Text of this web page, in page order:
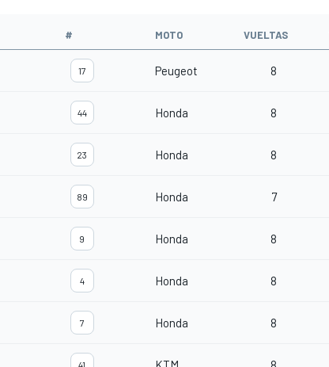
# MOTO VUELTAS
17 Peugeot 8
44 Honda 8
23 Honda 8
89 Honda 7
9 Honda 8
4 Honda 8
7 Honda 8
41